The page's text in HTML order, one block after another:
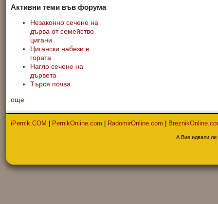
Активни теми във форума
Незаконно сечене на
дърва от семейство
цигани
Цигански набези в
гората
Нагло сечене на
дървета
Търся почва
още
iPernik.COM | PernikOnline.com | RadomirOnline.com |
А Вие идвали